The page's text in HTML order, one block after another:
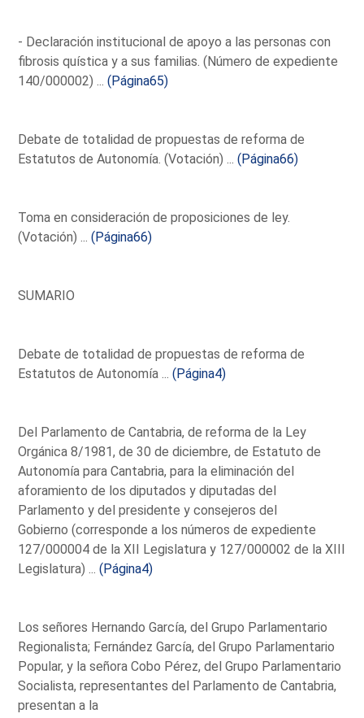
- Declaración institucional de apoyo a las personas con
fibrosis quística y a sus familias. (Número de expediente
140/000002) ...(Página65)
Debate de totalidad de propuestas de reforma de
Estatutos de Autonomía. (Votación) ...(Página66)
Toma en consideración de proposiciones de ley.
(Votación) ...(Página66)
SUMARIO
Debate de totalidad de propuestas de reforma de
Estatutos de Autonomía ...(Página4)
Del Parlamento de Cantabria, de reforma de la Ley
Orgánica 8/1981, de 30 de diciembre, de Estatuto de
Autonomía para Cantabria, para la eliminación del
aforamiento de los diputados y diputadas del
Parlamento y del presidente y consejeros del
Gobierno (corresponde a los números de expediente
127/000004 de la XII Legislatura y 127/000002 de la XIII
Legislatura) ...(Página4)
Los señores Hernando García, del Grupo Parlamentario
Regionalista; Fernández García, del Grupo Parlamentario
Popular, y la señora Cobo Pérez, del Grupo Parlamentario
Socialista, representantes del Parlamento de Cantabria,
presentan a la